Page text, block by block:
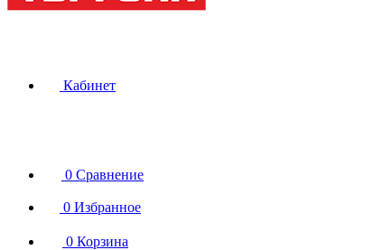
Кабинет
0 Сравнение
0 Избранное
0 Корзина